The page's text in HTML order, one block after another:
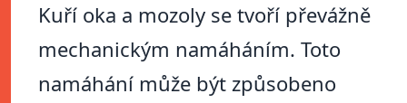
Kuří oka a mozoly se tvoří převážně
mechanickým namáháním. Toto
namáhání může být způsobeno